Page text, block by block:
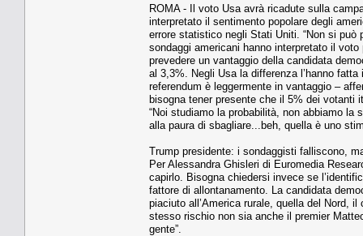
ROMA - Il voto Usa avrà ricadute sulla
interpretato il sentimento popolare degli
errore statistico negli Stati Uniti. “Non si può
sondaggi americani hanno interpretato il
prevedere un vantaggio della candidata
al 3,3%. Negli Usa la differenza l’hanno
referendum è leggermente in vantaggio –
bisogna tener presente che il 5% dei votanti
“Noi studiamo la probabilità, non abbiamo la
alla paura di sbagliare...beh, quella è uno
Trump presidente: i sondaggisti falliscono,
Per Alessandra Ghisleri di Euromedia
capirlo. Bisogna chiedersi invece se
fattore di allontanamento. La candidata
piaciuto all’America rurale, quella del Nord,
stesso rischio non sia anche il premier
gente”.